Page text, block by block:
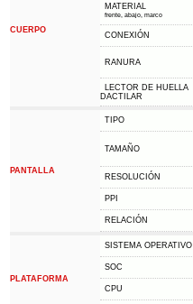
CUERPO
MATERIAL
frente, abajo, marco
CONEXIÓN
RANURA
LECTOR DE HUELLA
DACTILAR
PANTALLA
TIPO
TAMAÑO
RESOLUCIÓN
PPI
RELACIÓN
PLATAFORMA
SISTEMA OPERATIVO
SOC
CPU